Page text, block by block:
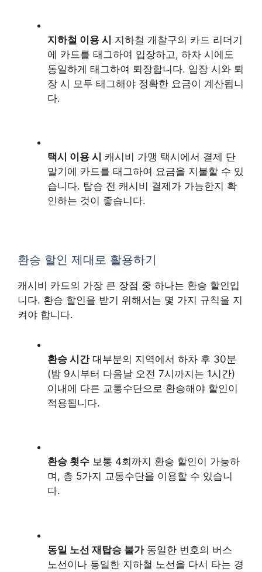
지하철 이용 시 지하철 개찰구의 카드 리더기
에 카드를 태그하여 입장하고, 하차 시에도
동일하게 태그하여 퇴장합니다. 입장 시와 퇴
장 시 모두 태그해야 정확한 요금이 계산됩니
다.
택시 이용 시 캐시비 가맹 택시에서 결제 단
말기에 카드를 태그하여 요금을 지불할 수 있
습니다. 탑승 전 캐시비 결제가 가능한지 확
인하는 것이 좋습니다.
환승 할인 제대로 활용하기
캐시비 카드의 가장 큰 장점 중 하나는 환승 할인입
니다. 환승 할인을 받기 위해서는 몇 가지 규칙을 지
켜야 합니다.
환승 시간대부분의 지역에서 하차 후 30분
(밤 9시부터 다음날 오전 7시까지는 1시간)
이내에 다른 교통수단으로 환승해야 할인이
적용됩니다.
환승 횟수 보통 4회까지 환승 할인이 가능하
며, 총 5가지 교통수단을 이용할 수 있습니
다.
동일 노선 재탑승 불가동일한 번호의 버스
노선이나 동일한 지하철 노선을 다시 타는 경